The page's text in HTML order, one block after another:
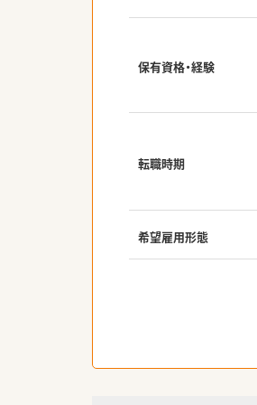
保有資格・経験
転職時期
希望雇用形態